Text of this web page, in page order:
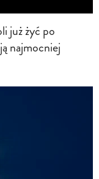
już żyć po
najmocniej